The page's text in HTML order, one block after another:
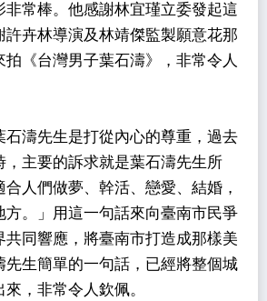
非常棒。他感謝林宜瑾立委發起這
許卉林導演及林靖傑監製願意花那
拍《台灣男子葉石濤》，非常令人
石濤先生是打從內心的尊重，過去
，主要的訴求就是葉石濤先生所
人們做夢、幹活、戀愛、結婚，
方。」用這一句話來向臺南市民爭
共同響應，將臺南市打造成那樣美
先生簡單的一句話，已經將整個城
，非常令人欽佩。